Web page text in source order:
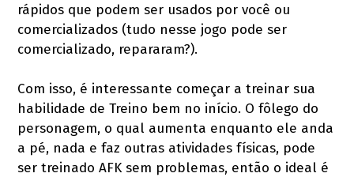
rápidos que podem ser usados por você ou
comercializados (tudo nesse jogo pode ser
comercializado, repararam?).
Com isso, é interessante começar a treinar sua
habilidade de Treino bem no início. O fôlego do
personagem, o qual aumenta enquanto ele anda
a pé, nada e faz outras atividades físicas, pode
ser treinado AFK sem problemas, então o ideal é